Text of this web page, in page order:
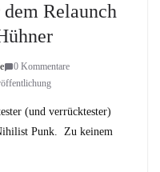
Relaunch
0 Kommentare
(und verrücktester)
Punk. Zu keinem